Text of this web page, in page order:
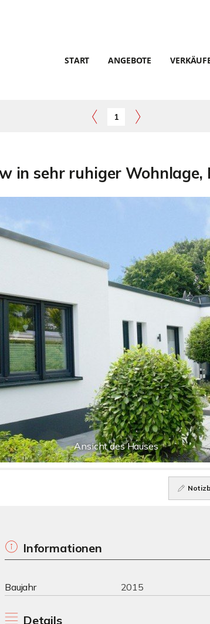
START ANGEBOTE
1
in sehr ruhiger
Ansicht des Hauses
Informationen
Baujahr 2015
Details